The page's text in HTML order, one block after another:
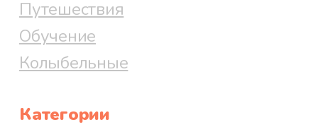
Путешествия
Обучение
Колыбельные
Категории